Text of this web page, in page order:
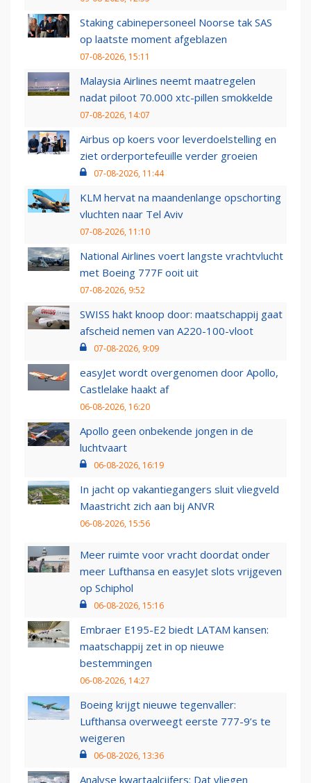
Staking cabinepersoneel Noorse tak SAS
op laatste moment afgeblazen
07-08-2026, 15:11
Malaysia Airlines neemt maatregelen
nadat piloot 70.000 xtc-pillen smokkelde
07-08-2026, 14:07
Airbus op koers voor leverdoelstelling en
ziet orderportefeuille verder groeien
07-08-2026, 11:44
KLM hervat na maandenlange opschorting
vluchten naar Tel Aviv
07-08-2026, 11:10
National Airlines voert langste vrachtvlucht
met Boeing 777F ooit uit
07-08-2026, 9:52
SWISS hakt knoop door: maatschappij gaat
afscheid nemen van A220-100-vloot
07-08-2026, 9:09
easyJet wordt overgenomen door Apollo,
Castlelake haakt af
06-08-2026, 16:20
Apollo geen onbekende jongen in de
luchtvaart
06-08-2026, 16:19
In jacht op vakantiegangers sluit vliegveld
Maastricht zich aan bij ANVR
06-08-2026, 15:56
Meer ruimte voor vracht doordat onder
meer Lufthansa en easyJet slots vrijgeven
op Schiphol
06-08-2026, 15:16
Embraer E195-E2 biedt LATAM kansen:
maatschappij zet in op nieuwe
bestemmingen
06-08-2026, 14:27
Boeing krijgt nieuwe tegenvaller:
Lufthansa overweegt eerste 777-9’s te
weigeren
06-08-2026, 13:36
Analyse kwartaalcijfers: Dat vliegen